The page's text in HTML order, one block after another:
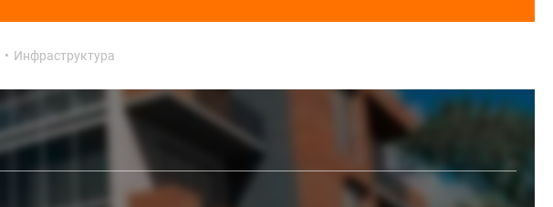
• Инфраструктура